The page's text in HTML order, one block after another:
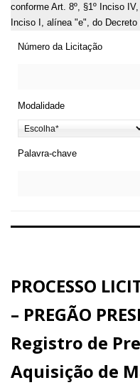
conforme Art. 8º, §1º Inciso
Inciso I, alínea "e", do Decreto
Número da Licitação
Modalidade
Palavra-chave
PROCESSO
– PREGÃO
Registro de
Aquisição de